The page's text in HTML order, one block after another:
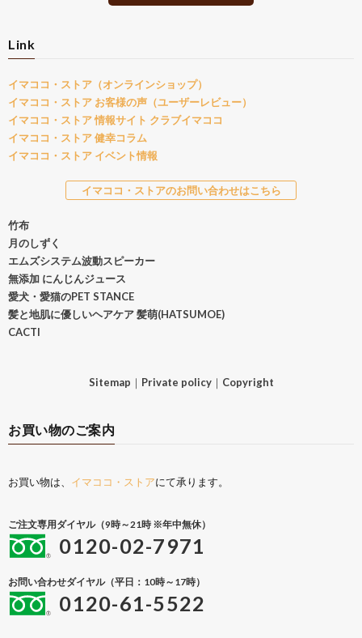
Link
イマココ・ストア（オンラインショップ）
イマココ・ストア お客様の声（ユーザーレビュー）
イマココ・ストア 情報サイト クラブイマココ
イマココ・ストア 健幸コラム
イマココ・ストア イベント情報
イマココ・ストアのお問い合わせはこちら
竹布
月のしずく
エムズシステム波動スピーカー
無添加 にんじんジュース
愛犬・愛猫のPET STANCE
髪と地肌に優しいヘアケア 髪萌(HATSUMOE)
CACTI
Sitemap ｜ Private policy｜ Copyright
お買い物のご案内
お買い物は、 イマココ・ストアにて承ります。
ご注文専用ダイヤル（9時～21時 ※年中無休）
0120-02-7971
お問い合わせダイヤル（平日：10時～17時）
0120-61-5522